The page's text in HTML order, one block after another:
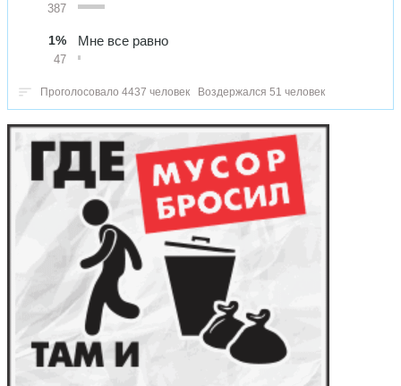
387
1%
47
Мне все равно
Проголосовало 4437 человек Воздержался 51 человек